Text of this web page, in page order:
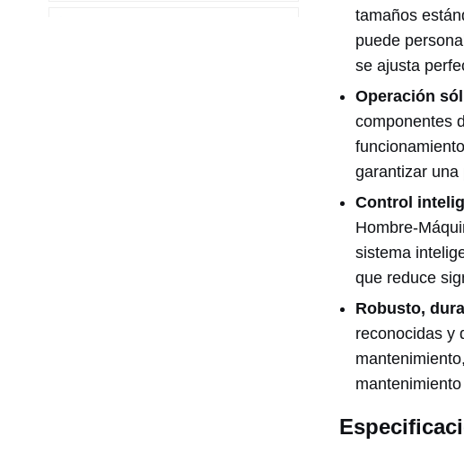
tamaños
puede
se ajusta
Operación
componentes
garantizar una
Control
Hombre-
sistema
que reduce
Robusto,
reconocidas y